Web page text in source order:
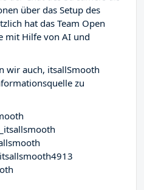
über das Setup des
hat das Team Open
mit Hilfe von AI und
wir auch, itsallSmooth
zu